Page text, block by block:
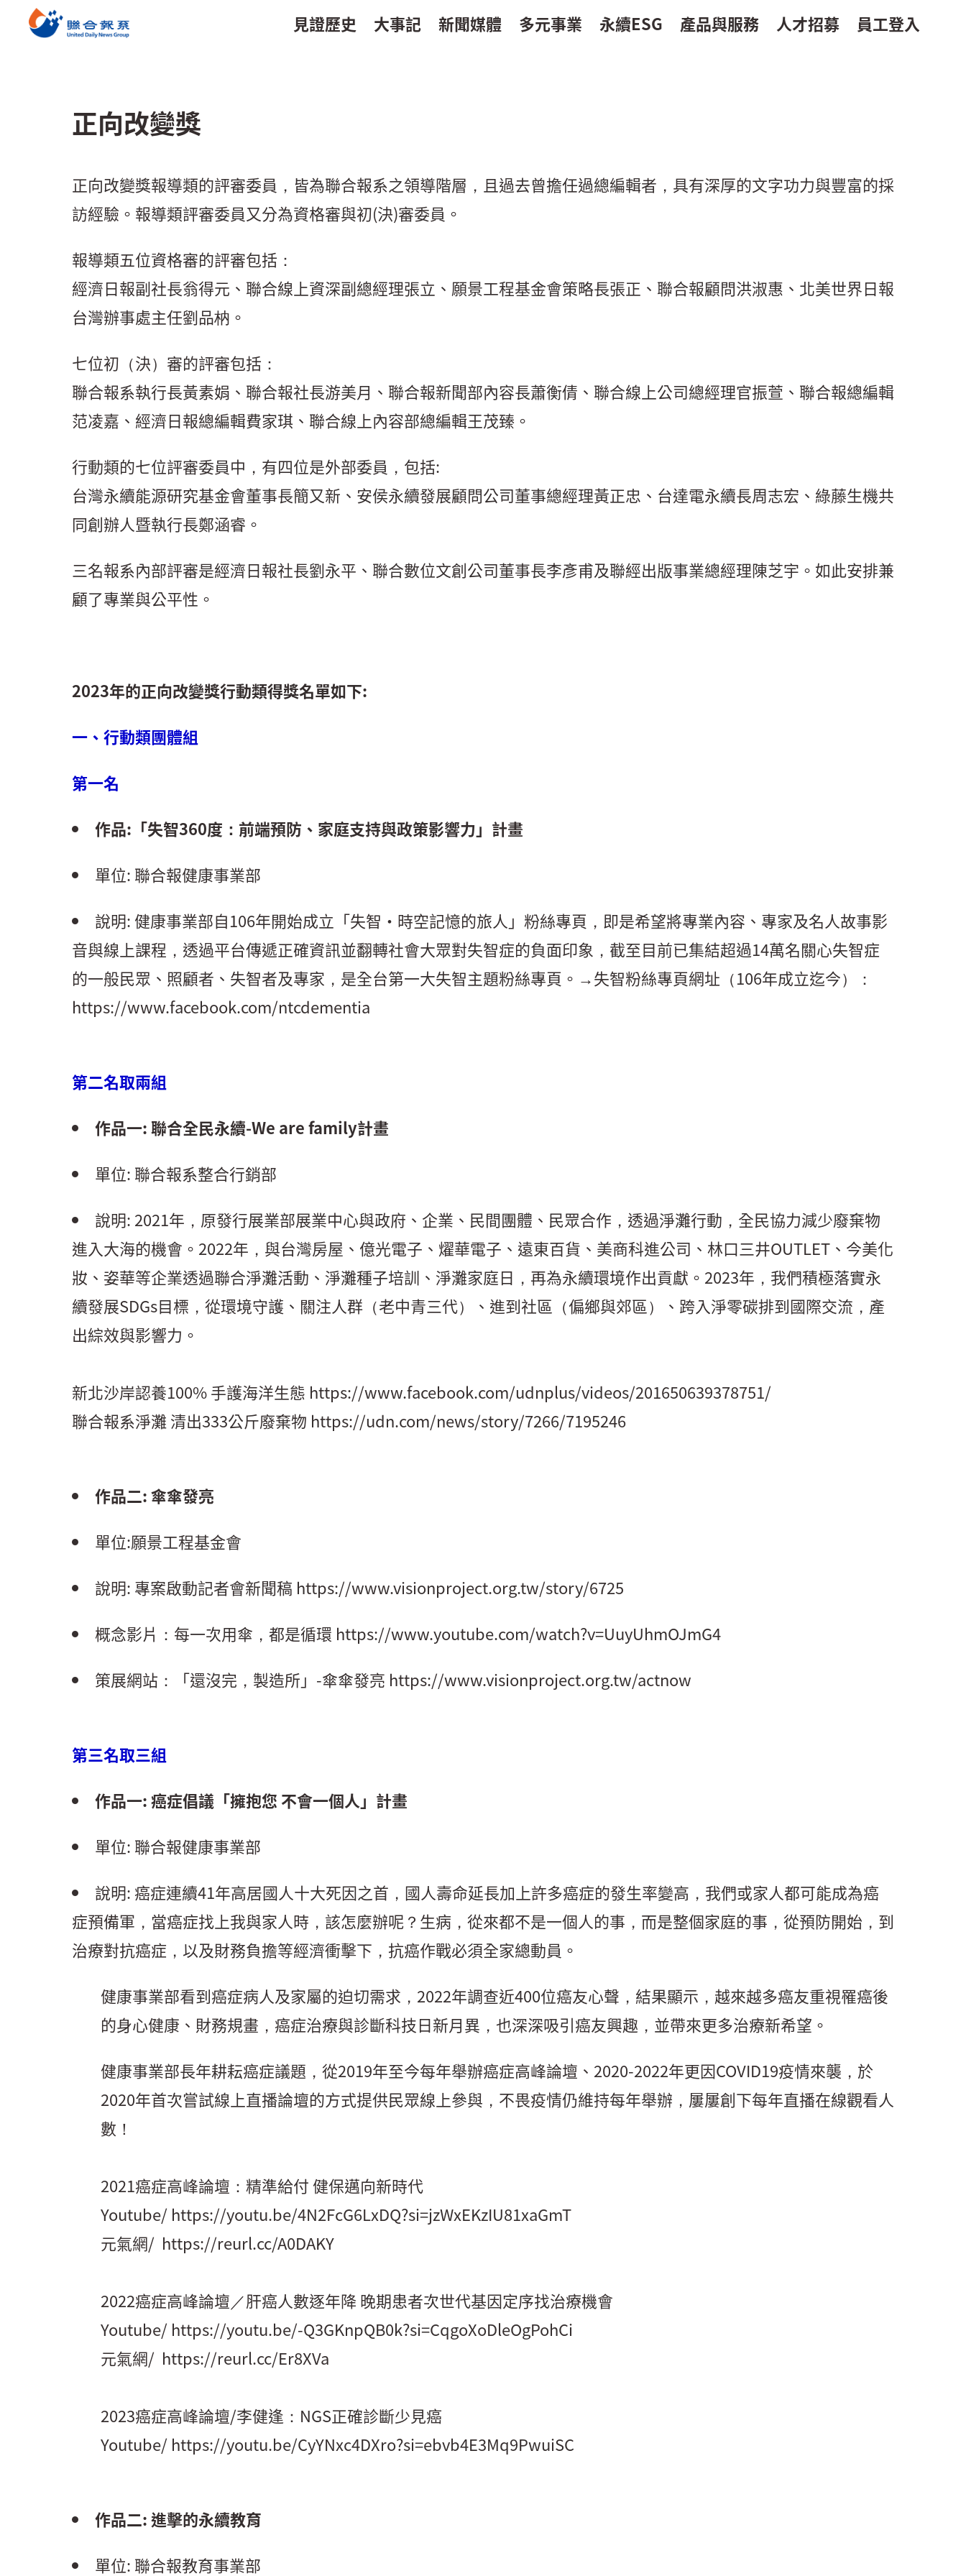
見證歷史 大事記 新聞媒體 多元事業 永續ESG 產品與服務 人才招募 員工登入
正向改變獎
正向改變獎報導類的評審委員，皆為聯合報系之領導階層，且過去曾擔任過總編輯者，具有深厚的文字功力與豐富的採
訪經驗。報導類評審委員又分為資格審與初(決)審委員。
報導類五位資格審的評審包括：
經濟日報副社長翁得元、聯合線上資深副總經理張立、願景工程基金會策略長張正、聯合報顧問洪淑惠、北美世界日報
台灣辦事處主任劉品枘。
七位初（決）審的評審包括：
聯合報系執行長黃素娟、聯合報社長游美月、聯合報新聞部內容長蕭衡倩、聯合線上公司總經理官振萱、聯合報總編輯
范凌嘉、經濟日報總編輯費家琪、聯合線上內容部總編輯王茂臻。
行動類的七位評審委員中，有四位是外部委員，包括:
台灣永續能源研究基金會董事長簡又新、安侯永續發展顧問公司董事總經理黃正忠、台達電永續長周志宏、綠藤生機共
同創辦人暨執行長鄭涵睿。
三名報系內部評審是經濟日報社長劉永平、聯合數位文創公司董事長李彥甫及聯經出版事業總經理陳芝宇。如此安排兼
顧了專業與公平性。
2023年的正向改變獎行動類得獎名單如下:
一、行動類團體組
第一名
作品:「失智360度：前端預防、家庭支持與政策影響力」計畫
單位: 聯合報健康事業部
說明: 健康事業部自106年開始成立「失智•時空記憶的旅人」粉絲專頁，即是希望將專業內容、專家及名人故事影
音與線上課程，透過平台傳遞正確資訊並翻轉社會大眾對失智症的負面印象，截至目前已集結超過14萬名關心失智症
的一般民眾、照顧者、失智者及專家，是全台第一大失智主題粉絲專頁。→失智粉絲專頁網址（106年成立迄今）：
https://www.facebook.com/ntcdementia
第二名取兩組
作品一: 聯合全民永續-We are family計畫
單位: 聯合報系整合行銷部
說明: 2021年，原發行展業部展業中心與政府、企業、民間團體、民眾合作，透過淨灘行動，全民協力減少廢棄物
進入大海的機會。2022年，與台灣房屋、億光電子、燿華電子、遠東百貨、美商科進公司、林口三井OUTLET、今美化
妝、姿華等企業透過聯合淨灘活動、淨灘種子培訓、淨灘家庭日，再為永續環境作出貢獻。2023年，我們積極落實永
續發展SDGs目標，從環境守護、關注人群（老中青三代）、進到社區（偏鄉與郊區）、跨入淨零碳排到國際交流，產
出綜效與影響力。
新北沙岸認養100% 手護海洋生態 https://www.facebook.com/udnplus/videos/201650639378751/
聯合報系淨灘 清出333公斤廢棄物 https://udn.com/news/story/7266/7195246
作品二: 傘傘發亮
單位:願景工程基金會
說明: 專案啟動記者會新聞稿 https://www.visionproject.org.tw/story/6725
概念影片：每一次用傘，都是循環 https://www.youtube.com/watch?v=UuyUhmOJmG4
策展網站：「還沒完，製造所」-傘傘發亮 https://www.visionproject.org.tw/actnow
第三名取三組
作品一: 癌症倡議「擁抱您 不會一個人」計畫
單位: 聯合報健康事業部
說明: 癌症連續41年高居國人十大死因之首，國人壽命延長加上許多癌症的發生率變高，我們或家人都可能成為癌
症預備軍，當癌症找上我與家人時，該怎麼辦呢？生病，從來都不是一個人的事，而是整個家庭的事，從預防開始，到
治療對抗癌症，以及財務負擔等經濟衝擊下，抗癌作戰必須全家總動員。
健康事業部看到癌症病人及家屬的迫切需求，2022年調查近400位癌友心聲，結果顯示，越來越多癌友重視罹癌後
的身心健康、財務規畫，癌症治療與診斷科技日新月異，也深深吸引癌友興趣，並帶來更多治療新希望。
健康事業部長年耕耘癌症議題，從2019年至今每年舉辦癌症高峰論壇、2020-2022年更因COVID19疫情來襲，於
2020年首次嘗試線上直播論壇的方式提供民眾線上參與，不畏疫情仍維持每年舉辦，屢屢創下每年直播在線觀看人
數！
2021癌症高峰論壇：精準給付 健保邁向新時代
Youtube/ https://youtu.be/4N2FcG6LxDQ?si=jzWxEKzIU81xaGmT
元氣網/ https://reurl.cc/A0DAKY
2022癌症高峰論壇／肝癌人數逐年降 晚期患者次世代基因定序找治療機會
Youtube/ https://youtu.be/-Q3GKnpQB0k?si=CqgoXoDleOgPohCi
元氣網/ https://reurl.cc/Er8XVa
2023癌症高峰論壇/李健逢：NGS正確診斷少見癌
Youtube/ https://youtu.be/CyYNxc4DXro?si=ebvb4E3Mq9PwuiSC
作品二: 進擊的永續教育
單位: 聯合報教育事業部